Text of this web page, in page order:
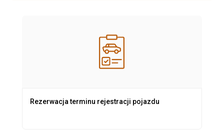
Rezerwacja terminu rejestracji pojazdu